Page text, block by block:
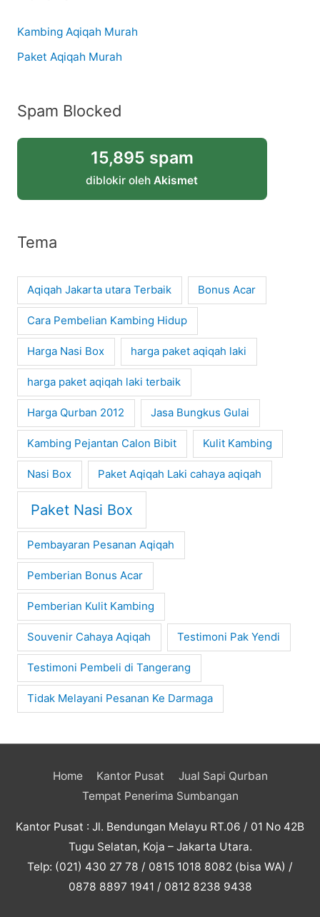
Kambing Aqiqah Murah
Paket Aqiqah Murah
Spam Blocked
15,895 spam
diblokir oleh Akismet
Tema
Aqiqah Jakarta utara Terbaik Bonus Acar
Cara Pembelian Kambing Hidup
Harga Nasi Box harga paket aqiqah laki
harga paket aqiqah laki terbaik
Harga Qurban 2012 Jasa Bungkus Gulai
Kambing Pejantan Calon Bibit Kulit Kambing
Nasi Box Paket Aqiqah Laki cahaya aqiqah
Paket Nasi Box
Pembayaran Pesanan Aqiqah
Pemberian Bonus Acar
Pemberian Kulit Kambing
Souvenir Cahaya Aqiqah Testimoni Pak Yendi
Testimoni Pembeli di Tangerang
Tidak Melayani Pesanan Ke Darmaga
Home Kantor Pusat
Jual Sapi Qurban
Tempat Penerima Sumbangan
Kantor Pusat : Jl. Bendungan Melayu RT.06 / 01 No 42B
Tugu Selatan, Koja – Jakarta Utara.
Telp: (021) 430 27 78 / 0815 1018 8082 (bisa WA) /
0878 8897 1941 / 0812 8238 9438